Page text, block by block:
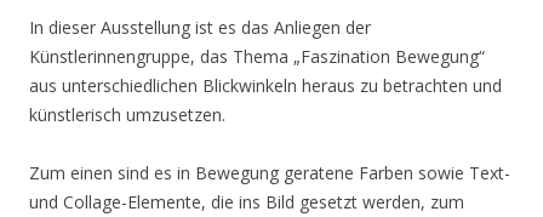
In dieser Ausstellung ist es das Anliegen der
Künstlerinnengruppe, das Thema „Faszination Bewegung“
aus unterschiedlichen Blickwinkeln heraus zu betrachten und
künstlerisch umzusetzen.
Zum einen sind es in Bewegung geratene Farben sowie Text-
und Collage-Elemente, die ins Bild gesetzt werden, zum